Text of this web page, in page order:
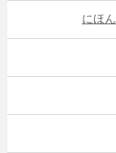
にほ